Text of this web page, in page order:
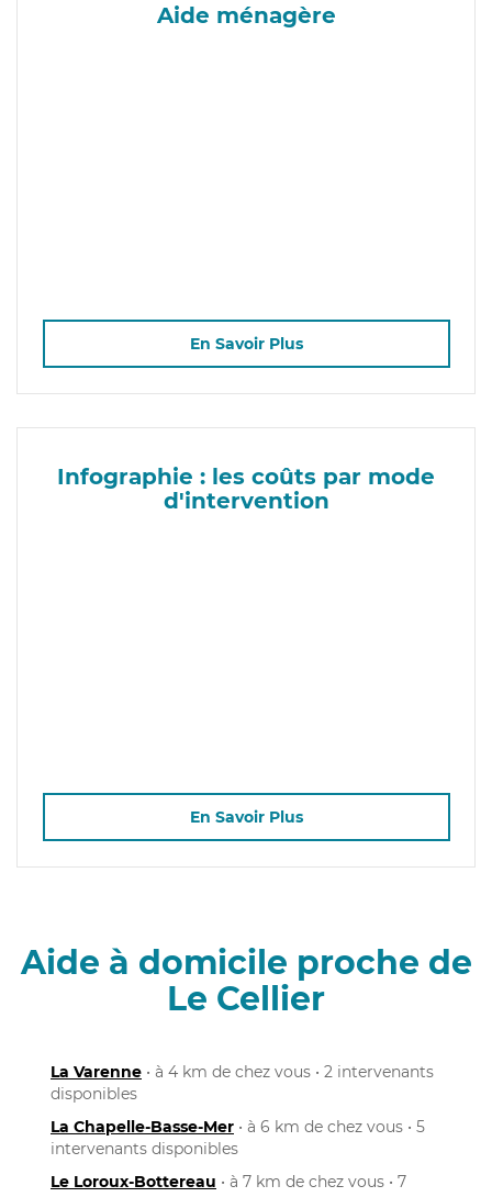
Aide ménagère
En Savoir Plus
Infographie : les coûts par mode
d'intervention
En Savoir Plus
Aide à domicile proche de
Le Cellier
La Varenne • à 4 km de chez vous • 2 intervenants
disponibles
La Chapelle-Basse-Mer • à 6 km de chez vous • 5
intervenants disponibles
Le Loroux-Bottereau • à 7 km de chez vous • 7